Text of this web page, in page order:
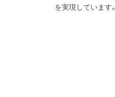
を実現しています。